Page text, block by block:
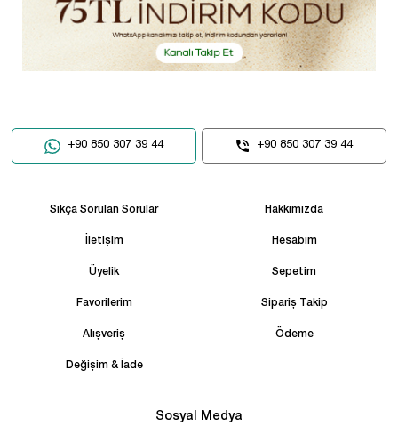
+90 850 307 39 44 +90 850 307 39 44
Sıkça Sorulan Sorular Hakkımızda
İletişim Hesabım
Üyelik Sepetim
Favorilerim Sipariş Takip
Alışveriş Ödeme
Değişim & İade
Sosyal Medya